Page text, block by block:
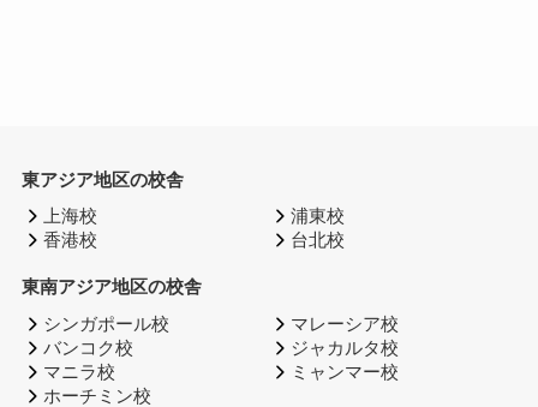
東アジア地区の校舎
上海校
香港校
浦東校
台北校
東南アジア地区の校舎
シンガポール校
バンコク校
マニラ校
ホーチミン校
マレーシア校
ジャカルタ校
ミャンマー校